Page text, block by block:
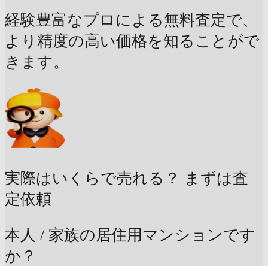
経験豊富なプロによる無料査定で、
より精度の高い価格を知ることがで
きます。
実際はいくらで売れる？
まずは査
定依頼
本人 / 家族の居住用マンションです
か？